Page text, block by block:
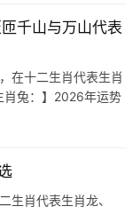
千山与万山代表
在十二生肖代表生肖
肖兔：】2026年运势
生肖兔而言极为难
生肖代表生肖龙、